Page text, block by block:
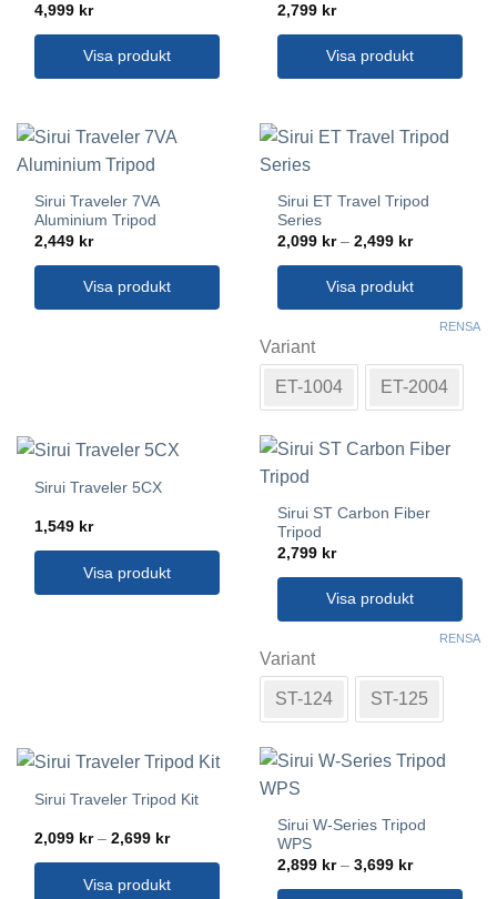
4,999 kr
Visa produkt
2,799 kr
Visa produkt
Sirui Traveler 7VA
Aluminium Tripod
2,449 kr
Visa produkt
Sirui ET Travel Tripod
Series
2,099 kr – 2,499 krPrisintervall:
till
2,499 kr
Visa produkt
här
produkten
har
flera
varianter.
olika
alternativen
kan
väljas
på
produktsidan
Variant
ET-1004 ET-2004
RENSA
Sirui Traveler 5CX
1,549 kr
Visa produkt
Sirui ST Carbon Fiber
Tripod
2,799 kr
Visa produkt
här
produkten
har
flera
varianter.
olika
alternativen
kan
väljas
på
Variant
ST-124 ST-125
RENSA
Sirui Traveler Tripod Kit
2,099 kr – 2,699 krPrisintervall:
till
2,699 kr
Visa produkt
Sirui W-Series Tripod
WPS
2,899 kr – 3,699 krPrisintervall:
till